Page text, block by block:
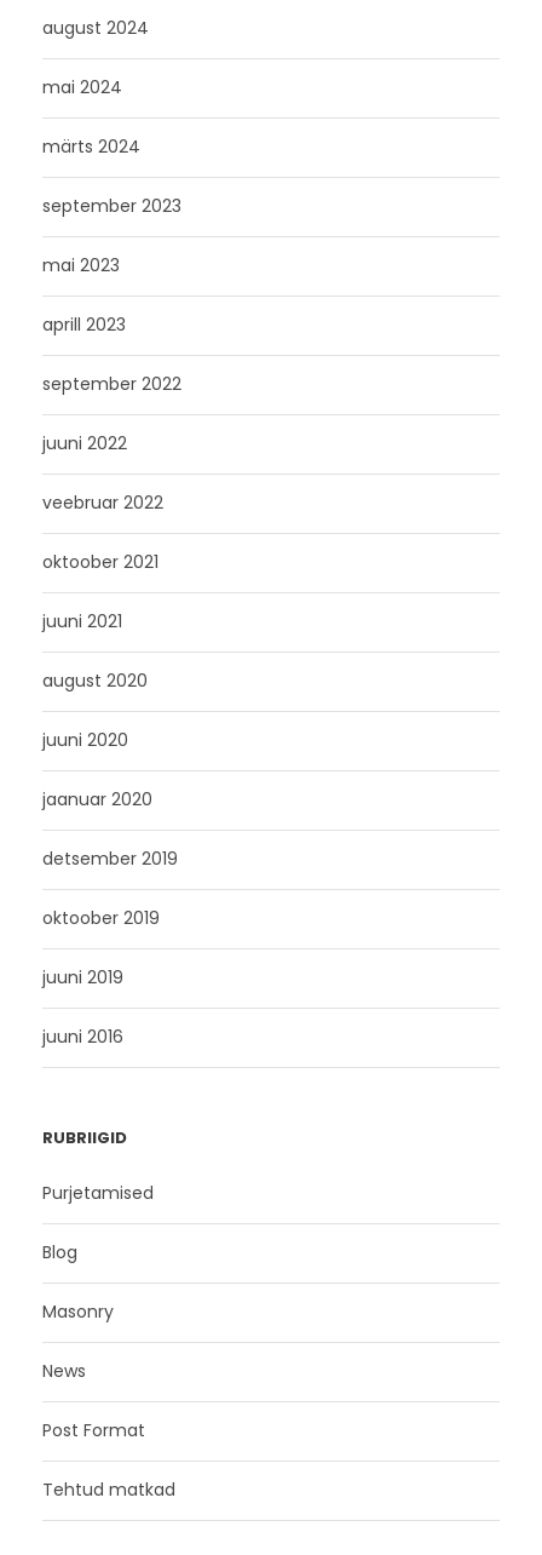
august 2024
mai 2024
märts 2024
september 2023
mai 2023
aprill 2023
september 2022
juuni 2022
veebruar 2022
oktoober 2021
juuni 2021
august 2020
juuni 2020
jaanuar 2020
detsember 2019
oktoober 2019
juuni 2019
juuni 2016
RUBRIIGID
Purjetamised
Blog
Masonry
News
Post Format
Tehtud matkad